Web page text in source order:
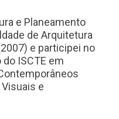
e Planeamento
de Arquitetura
e participei no
ISCTE em
e